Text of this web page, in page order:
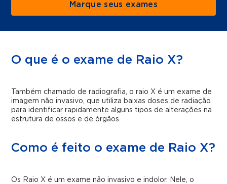
Marque seus exames
O que é o exame de Raio X?
Também chamado de radiografia, o raio X é um exame de
imagem não invasivo, que utiliza baixas doses de radiação
para identificar rapidamente alguns tipos de alterações na
estrutura de ossos e de órgãos.
Como é feito o exame de Raio X?
Os Raio X é um exame não invasivo e indolor. Nele, o